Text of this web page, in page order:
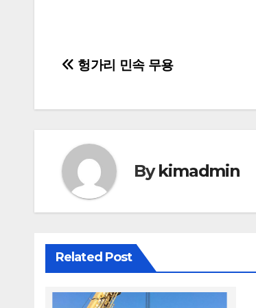
글헝가리 민속 무용
Bykimadmin
Related Post